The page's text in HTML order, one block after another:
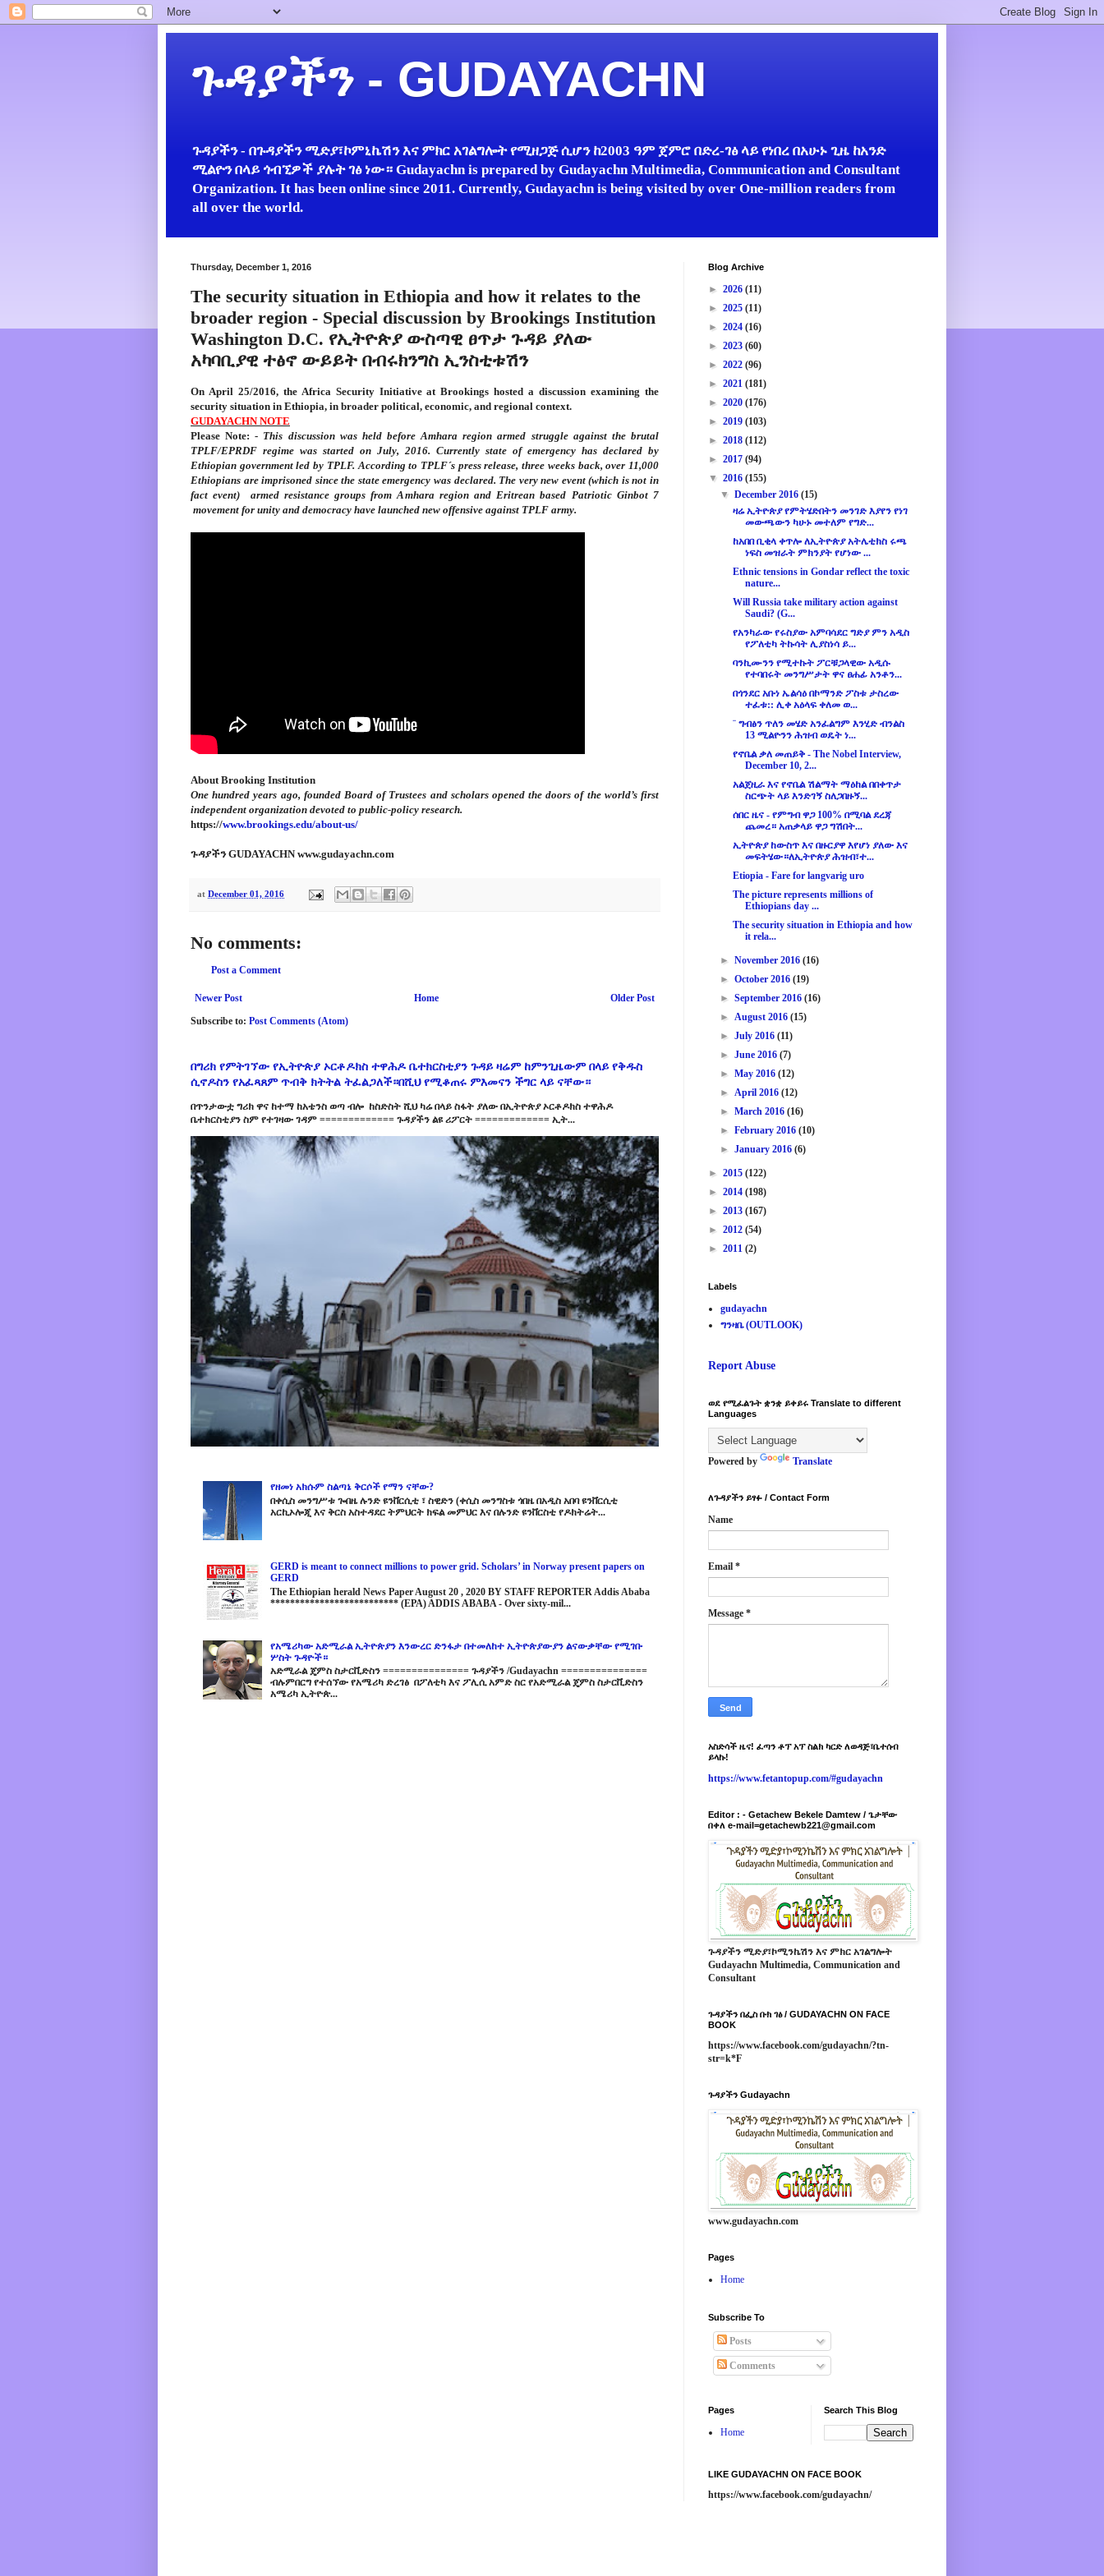
ጉዳያችን - GUDAYACHN
ጉዳያችን - በጉዳያችን ሚድያ፣ኮምኒኬሽን እና ምክር አገልግሎት የሚዘጋጅ ሲሆን ከ2003 ዓም ጀምሮ በድረ-ገፅ ላይ የነበረ በአሁኑ ጊዜ ከአንድ
ሚልዮን በላይ ጎብኚዎች ያሉት ገፅ ነው። Gudayachn is prepared by Gudayachn Multimedia, Communication and Consultant
Organization. It has been online since 2011. Currently, Gudayachn is being visited by over One-million readers from
all over the world.
Thursday, December 1, 2016
The security situation in Ethiopia and how it relates to the
broader region - Special discussion by Brookings Institution
Washington D.C. የኢትዮጵያ ውስጣዊ ፀጥታ ጉዳይ ያለው
አካባቢያዊ ተፅኖ ውይይት በብሩክንግስ ኢንስቲቱሽን
On April 25/2016, the Africa Security Initiative at Brookings hosted a discussion examining the
security situation in Ethiopia, in broader political, economic, and regional context.
GUDAYACHN NOTE
Please Note: - This discussion was held before Amhara region armed struggle against the brutal
TPLF/EPRDF regime was started on July, 2016. Currently state of emergency has declared by
Ethiopian government led by TPLF. According to TPLF´s press release, three weeks back, over 11,000
Ethiopians are imprisoned since the state emergency was declared. The very new event (which is not in
fact event) armed resistance groups from Amhara region and Eritrean based Patriotic Ginbot 7
movement for unity and democracy have launched new offensive against TPLF army.
About Brooking Institution
One hundred years ago, founded Board of Trustees and scholars opened the doors of the world’s first
independent organization devoted to public-policy research.
https://www.brookings.edu/about-us/
ጉዳያችን GUDAYACHN www.gudayachn.com
at December 01, 2016
No comments:
Post a Comment
Newer Post Older Post
Home
Subscribe to: Post Comments (Atom)
በግሪክ የምትገኘው የኢትዮጵያ ኦርቶዶክስ ተዋሕዶ ቤተክርስቲያን ጉዳይ ዛሬም ከምንጊዜውም በላይ የቅዱስ
ሲኖዶስን የአፈጻጸም ጥብቅ ክትትል ትፈልጋለች።በሺህ የሚቆጠሩ ምእመናን ችግር ላይ ናቸው።
በጥንታውቷ ግሪክ ዋና ከተማ ከአቴንስ ወጣ ብሎ ከስድስት ሺህ ካሬ በላይ ስፋት ያለው በኢትዮጵያ ኦርቶዶክስ ተዋሕዶ
ቤተክርስቲያን ስም የተገዛው ገዳም ============= ጉዳያችን ልዩ ሪፖርት ============= ኢት...
የዘመነ አክሱም ስልጣኔ ቅርሶች የማን ናቸው?
በቀሲስ መንግሥቱ ጐበዜ ሉንድ ዩንቨርሲቲ ፣ ስዊድን (ቀሲስ መንግስቱ ጎበዜ በአዲስ አበባ ዩንቨርሲቲ
አርኪኦሎጂ እና ቅርስ አስተዳደር ትምህርት ክፍል መምህር እና በሉንድ ዩንቨርስቲ የዶክትሬት...
GERD is meant to connect millions to power grid. Scholars’ in Norway present papers on
GERD
The Ethiopian herald News Paper August 20 , 2020 BY STAFF REPORTER Addis Ababa
************************** (EPA) ADDIS ABABA - Over sixty-mil...
የአሜሪካው አድሚራል ኢትዮጵያን እንውረር ድንፋታ በተመለከተ ኢትዮጵያውያን ልናውቃቸው የሚገቡ
ሦስት ጉዳዮች።
አድሚራል ጄምስ ስታርቪድስን =============== ጉዳያችን /Gudayachn ===============
ብሉምበርግ የተሰኘው የአሜሪካ ድረገፅ በፖለቲካ እና ፖሊሲ አምድ ስር የአድሚራል ጄምስ ስታርቪድስን
አሜሪካ ኢትዮጵ...
Blog Archive
► 2026 (11)
► 2025 (11)
► 2024 (16)
► 2023 (60)
► 2022 (96)
► 2021 (181)
► 2020 (176)
► 2019 (103)
► 2018 (112)
► 2017 (94)
▼ 2016 (155)
▼December 2016(15)
ዛሬ ኢትዮጵያ የምትሄድበትን መንገድ እያየን የነገ
መውጫውን ካሁኑ መተለም የግድ...
ከአበበ ቢቂላ ቀጥሎ ለኢትዮጵያ አትሌቲክስ ሩጫ
ነፍስ መዝራት ምክንያት የሆነው ...
Ethnic tensions in Gondar reflect the toxic
nature...
Will Russia take military action against
Saudi? (G...
የአንካራው የሩስያው አምባሳደር ግድያ ምን አዲስ
የፖለቲካ ትኩሳት ሊያስነሳ ይ...
ባንኪሙንን የሚተኩት ፖርቹጋላዊው አዲሱ
የተባበሩት መንግሥታት ዋና ፀሐፊ አንቶን...
በጎንደር አቡነ ኤልሳዕ በኮማንድ ፖስቱ ታስረው
ተፈቱ:: ሊቀ አዕላፍ ቀለመ ወ...
¨ ግብፅን ጥለን መሄድ አንፈልግም እንሂድ ብንልስ
13 ሚልዮንን ሕዝብ ወዴት ነ...
የኖቤል ቃለ መጠይቅ - The Nobel Interview,
December 10, 2...
አልጀዚራ እና የኖቤል ሽልማት ማዕከል በበቀጥታ
ስርጭት ላይ እንድገኝ ስለጋበዙኝ...
ሰበር ዜና - የምግብ ዋጋ 100% በሚባል ደረጃ
ጨመረ። አጠቃላይ ዋጋ ግሽበት...
ኢትዮጵያ ከውስጥ እና በዙርያዋ እየሆነ ያለው እና
መፍትሄው።ለኢትዮጵያ ሕዝብ፣ተ...
Etiopia - Fare for langvarig uro
The picture represents millions of
Ethiopians day ...
The security situation in Ethiopia and how
it rela...
►November 2016(16)
►October 2016(19)
►September 2016(16)
►August 2016(15)
►July 2016(11)
►June 2016(7)
►May 2016(12)
►April 2016(12)
►March 2016(16)
►February 2016(10)
►January 2016(6)
► 2015 (122)
► 2014 (198)
► 2013 (167)
► 2012 (54)
► 2011 (2)
Labels
gudayachn
ግንዛቤ (OUTLOOK)
Report Abuse
ወደ የሚፈልጉት ቋንቋ ይቀይሩ Translate to different
Languages
Powered by Translate
ለጉዳያችን ይፃፉ / Contact Form
Name
Email *
Message *
አስድሳች ዜና! ፈጣን ቶፕ አፕ ስልክ ካርድ ለወዳጅ፣ቤተሰብ
ይላኩ!
https://www.fetantopup.com/#gudayachn
Editor : - Getachew Bekele Damtew / ጌታቸው
በቀለ e-mail=getachewb221@gmail.com
ጉዳያችን ሚድያ፣ኮሚንኬሽን እና ምክር አገልግሎት
Gudayachn Multimedia, Communication and
Consultant
ጉዳያችን በፌስ ቡክ ገፅ / GUDAYACHN ON FACE
BOOK
https://www.facebook.com/gudayachn/?tn-
str=k*F
ጉዳያችን Gudayachn
www.gudayachn.com
Pages
Home
Subscribe To
Posts
Comments
Pages
Home
Search This Blog
LIKE GUDAYACHN ON FACE BOOK
https://www.facebook.com/gudayachn/